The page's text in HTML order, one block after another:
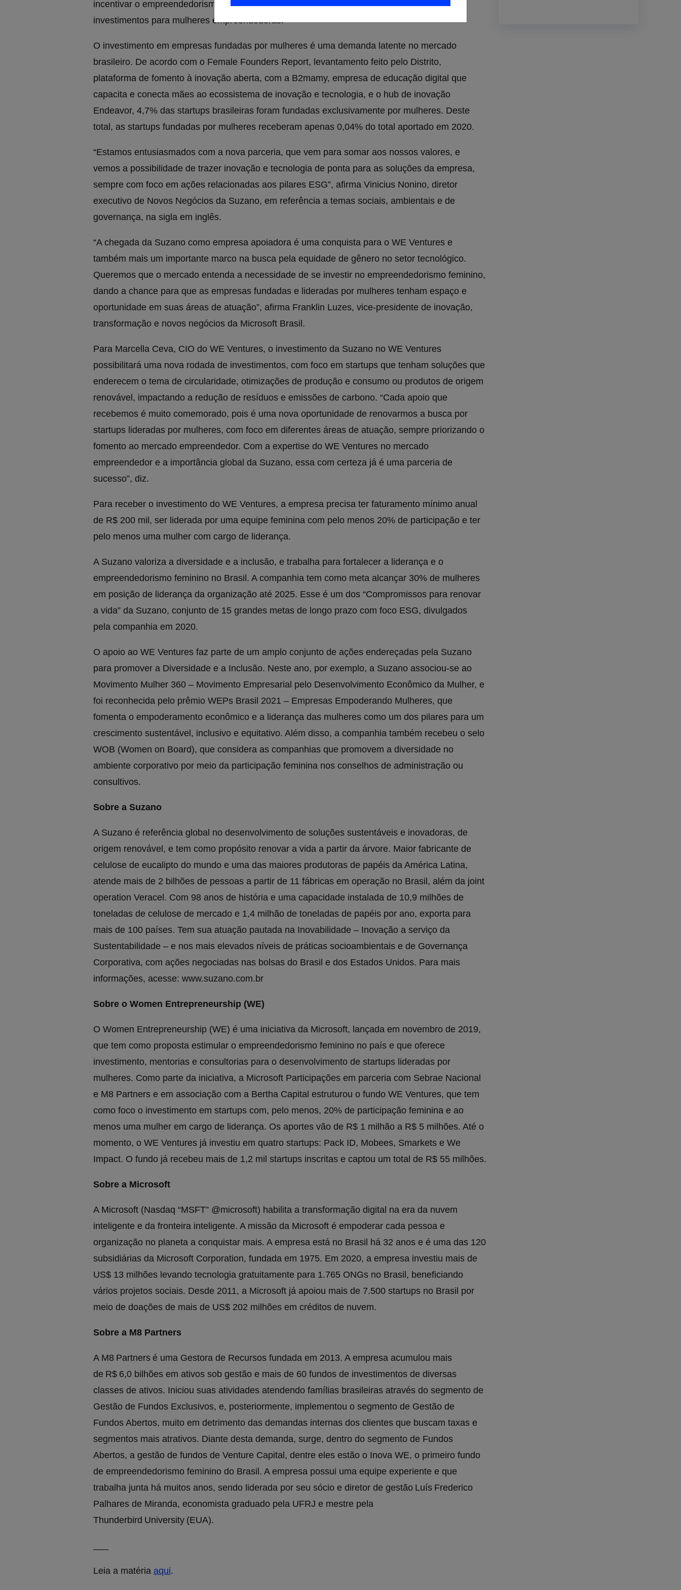
incentivar o empreendedorismo feminino no país por meio de cursos de capacitação e
investimentos para mulheres empreendedoras.
O investimento em empresas fundadas por mulheres é uma demanda latente no mercado
brasileiro. De acordo com o Female Founders Report, levantamento feito pelo Distrito,
plataforma de fomento à inovação aberta, com a B2mamy, empresa de educação digital que
capacita e conecta mães ao ecossistema de inovação e tecnologia, e o hub de inovação
Endeavor, 4,7% das startups brasileiras foram fundadas exclusivamente por mulheres. Deste
total, as startups fundadas por mulheres receberam apenas 0,04% do total aportado em 2020.
“Estamos entusiasmados com a nova parceria, que vem para somar aos nossos valores, e
vemos a possibilidade de trazer inovação e tecnologia de ponta para as soluções da empresa,
sempre com foco em ações relacionadas aos pilares ESG”, afirma Vinicius Nonino, diretor
executivo de Novos Negócios da Suzano, em referência a temas sociais, ambientais e de
governança, na sigla em inglês.
“A chegada da Suzano como empresa apoiadora é uma conquista para o WE Ventures e
também mais um importante marco na busca pela equidade de gênero no setor tecnológico.
Queremos que o mercado entenda a necessidade de se investir no empreendedorismo feminino,
dando a chance para que as empresas fundadas e lideradas por mulheres tenham espaço e
oportunidade em suas áreas de atuação”, afirma Franklin Luzes, vice-presidente de inovação,
transformação e novos negócios da Microsoft Brasil.
Para Marcella Ceva, CIO do WE Ventures, o investimento da Suzano no WE Ventures
possibilitará uma nova rodada de investimentos, com foco em startups que tenham soluções que
enderecem o tema de circularidade, otimizações de produção e consumo ou produtos de origem
renovável, impactando a redução de resíduos e emissões de carbono. “Cada apoio que
recebemos é muito comemorado, pois é uma nova oportunidade de renovarmos a busca por
startups lideradas por mulheres, com foco em diferentes áreas de atuação, sempre priorizando o
fomento ao mercado empreendedor. Com a expertise do WE Ventures no mercado
empreendedor e a importância global da Suzano, essa com certeza já é uma parceria de
sucesso”, diz.
Para receber o investimento do WE Ventures, a empresa precisa ter faturamento mínimo anual
de R$ 200 mil, ser liderada por uma equipe feminina com pelo menos 20% de participação e ter
pelo menos uma mulher com cargo de liderança.
A Suzano valoriza a diversidade e a inclusão, e trabalha para fortalecer a liderança e o
empreendedorismo feminino no Brasil. A companhia tem como meta alcançar 30% de mulheres
em posição de liderança da organização até 2025. Esse é um dos “Compromissos para renovar
a vida” da Suzano, conjunto de 15 grandes metas de longo prazo com foco ESG, divulgados
pela companhia em 2020.
O apoio ao WE Ventures faz parte de um amplo conjunto de ações endereçadas pela Suzano
para promover a Diversidade e a Inclusão. Neste ano, por exemplo, a Suzano associou-se ao
Movimento Mulher 360 – Movimento Empresarial pelo Desenvolvimento Econômico da Mulher, e
foi reconhecida pelo prêmio WEPs Brasil 2021 – Empresas Empoderando Mulheres, que
fomenta o empoderamento econômico e a liderança das mulheres como um dos pilares para um
crescimento sustentável, inclusivo e equitativo. Além disso, a companhia também recebeu o selo
WOB (Women on Board), que considera as companhias que promovem a diversidade no
ambiente corporativo por meio da participação feminina nos conselhos de administração ou
consultivos.
Sobre a Suzano
A Suzano é referência global no desenvolvimento de soluções sustentáveis e inovadoras, de
origem renovável, e tem como propósito renovar a vida a partir da árvore. Maior fabricante de
celulose de eucalipto do mundo e uma das maiores produtoras de papéis da América Latina,
atende mais de 2 bilhões de pessoas a partir de 11 fábricas em operação no Brasil, além da joint
operation Veracel. Com 98 anos de história e uma capacidade instalada de 10,9 milhões de
toneladas de celulose de mercado e 1,4 milhão de toneladas de papéis por ano, exporta para
mais de 100 países. Tem sua atuação pautada na Inovabilidade – Inovação a serviço da
Sustentabilidade – e nos mais elevados níveis de práticas socioambientais e de Governança
Corporativa, com ações negociadas nas bolsas do Brasil e dos Estados Unidos. Para mais
informações, acesse: www.suzano.com.br
Sobre o Women Entrepreneurship (WE)
O Women Entrepreneurship (WE) é uma iniciativa da Microsoft, lançada em novembro de 2019,
que tem como proposta estimular o empreendedorismo feminino no país e que oferece
investimento, mentorias e consultorias para o desenvolvimento de startups lideradas por
mulheres. Como parte da iniciativa, a Microsoft Participações em parceria com Sebrae Nacional
e M8 Partners e em associação com a Bertha Capital estruturou o fundo WE Ventures, que tem
como foco o investimento em startups com, pelo menos, 20% de participação feminina e ao
menos uma mulher em cargo de liderança. Os aportes vão de R$ 1 milhão a R$ 5 milhões. Até o
momento, o WE Ventures já investiu em quatro startups: Pack ID, Mobees, Smarkets e We
Impact. O fundo já recebeu mais de 1,2 mil startups inscritas e captou um total de R$ 55 milhões.
Sobre a Microsoft
A Microsoft (Nasdaq “MSFT” @microsoft) habilita a transformação digital na era da nuvem
inteligente e da fronteira inteligente. A missão da Microsoft é empoderar cada pessoa e
organização no planeta a conquistar mais. A empresa está no Brasil há 32 anos e é uma das 120
subsidiárias da Microsoft Corporation, fundada em 1975. Em 2020, a empresa investiu mais de
US$ 13 milhões levando tecnologia gratuitamente para 1.765 ONGs no Brasil, beneficiando
vários projetos sociais. Desde 2011, a Microsoft já apoiou mais de 7.500 startups no Brasil por
meio de doações de mais de US$ 202 milhões em créditos de nuvem.
Sobre a M8 Partners
A M8 Partners é uma Gestora de Recursos fundada em 2013. A empresa acumulou mais
de R$ 6,0 bilhões em ativos sob gestão e mais de 60 fundos de investimentos de diversas
classes de ativos. Iniciou suas atividades atendendo famílias brasileiras através do segmento de
Gestão de Fundos Exclusivos, e, posteriormente, implementou o segmento de Gestão de
Fundos Abertos, muito em detrimento das demandas internas dos clientes que buscam taxas e
segmentos mais atrativos. Diante desta demanda, surge, dentro do segmento de Fundos
Abertos, a gestão de fundos de Venture Capital, dentre eles estão o Inova WE, o primeiro fundo
de empreendedorismo feminino do Brasil. A empresa possui uma equipe experiente e que
trabalha junta há muitos anos, sendo liderada por seu sócio e diretor de gestão Luís Frederico
Palhares de Miranda, economista graduado pela UFRJ e mestre pela
Thunderbird University (EUA).
Leia a matéria aqui.